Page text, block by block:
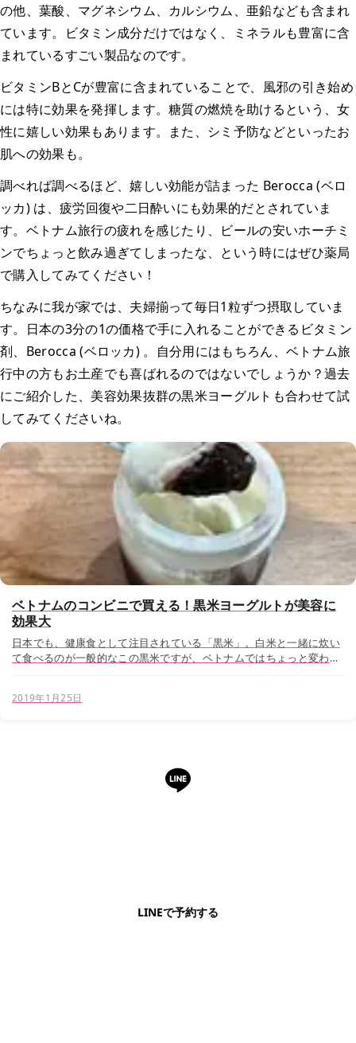
の他、葉酸、マグネシウム、カルシウム、亜鉛なども含まれ
ています。ビタミン成分だけではなく、ミネラルも豊富に含
まれているすごい製品なのです。
ビタミンBとCが豊富に含まれていることで、風邪の引き始め
には特に効果を発揮します。糖質の燃焼を助けるという、女
性に嬉しい効果もあります。また、シミ予防などといったお
肌への効果も。
調べれば調べるほど、嬉しい効能が詰まった Berocca (ベロ
ッカ) は、疲労回復や二日酔いにも効果的だとされていま
す。ベトナム旅行の疲れを感じたり、ビールの安いホーチミ
ンでちょっと飲み過ぎてしまったな、という時にはぜひ薬局
で購入してみてください！
ちなみに我が家では、夫婦揃って毎日1粒ずつ摂取していま
す。日本の3分の1の価格で手に入れることができるビタミン
剤、Berocca (ベロッカ) 。自分用にはもちろん、ベトナム旅
行中の方もお土産でも喜ばれるのではないでしょうか？過去
にご紹介した、美容効果抜群の黒米ヨーグルトも合わせて試
してみてくださいね。
ベトナムのコンビニで買える！黒米ヨーグルトが美容に
効果大
日本でも、健康食として注目されている「黒米」。白米と一緒に炊い
て食べるのが一般的なこの黒米ですが、ベトナムではちょっと変わっ
2019年1月25日
LINEで予約する